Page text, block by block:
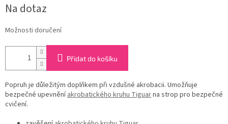
cena:
Na dotaz
Možnosti doručení
Přidat do košíku
Popruh je důležitým doplňkem při vzdušné akrobacii. Umožňuje
bezpečné upevněníakrobatického kruhu Tiguarna strop pro bezpečné
cvičení.